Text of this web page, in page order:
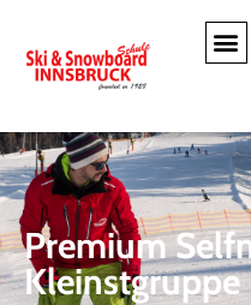
Premium
Kleinstgruppe